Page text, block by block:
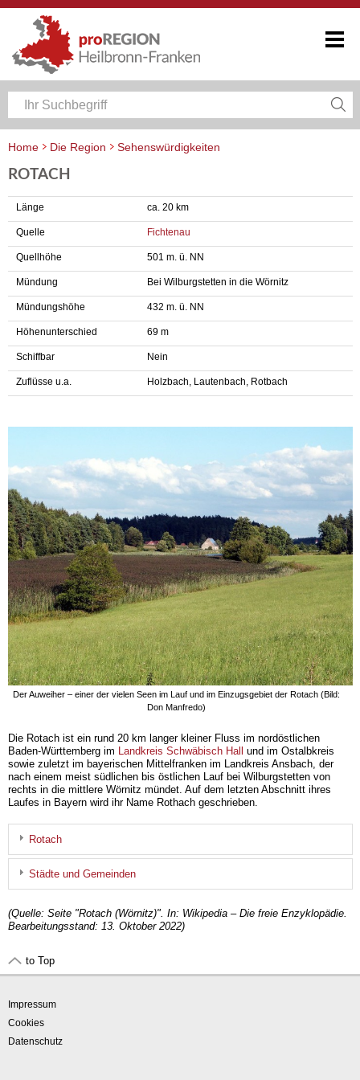
Home Die Region Sehenswürdigkeiten
ROTACH
Länge ca. 20 km
Quelle Fichtenau
Quellhöhe 501 m. ü. NN
Mündung Bei Wilburgstetten in die Wörnitz
Mündungshöhe 432 m. ü. NN
Höhenunterschied 69 m
Schiffbar Nein
Zuflüsse u.a. Holzbach, Lautenbach, Rotbach
Der Auweiher – einer der vielen Seen im Lauf und im Einzugsgebiet der Rotach (Bild:
Don Manfredo)
Die Rotach ist ein rund 20 km langer kleiner Fluss im nordöstlichen
Baden-Württemberg im Landkreis Schwäbisch Hall und im Ostalbkreis
sowie zuletzt im bayerischen Mittelfranken im Landkreis Ansbach, der
nach einem meist südlichen bis östlichen Lauf bei Wilburgstetten von
rechts in die mittlere Wörnitz mündet. Auf dem letzten Abschnitt ihres
Laufes in Bayern wird ihr Name Rothach geschrieben.
Rotach
Städte und Gemeinden
(Quelle: Seite "Rotach (Wörnitz)". In: Wikipedia – Die freie Enzyklopädie.
Bearbeitungsstand: 13. Oktober 2022)
to Top
Impressum
Cookies
Datenschutz